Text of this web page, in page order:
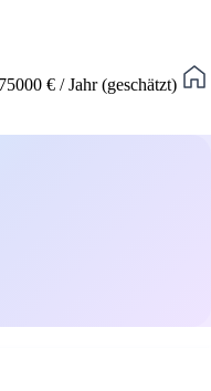
€ / Jahr (geschätzt)